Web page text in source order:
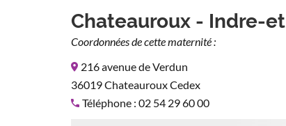
Chateauroux - Indre-
Coordonnées de cette maternité :
216 avenue de Verdun
36019 Chateauroux Cedex
Téléphone : 02 54 29 60 00